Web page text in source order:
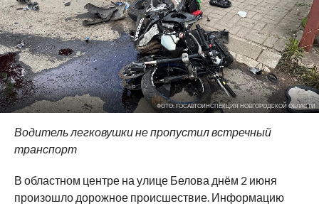
ФОТО: ГОСАВТОИНСПЕКЦИЯ НОВГОРОДСКОЙ ОБЛАСТИ
Водитель легковушки не пропустил встречный
транспорт
В областном центре на улице Белова днём 2 июня
произошло дорожное происшествие. Информацию